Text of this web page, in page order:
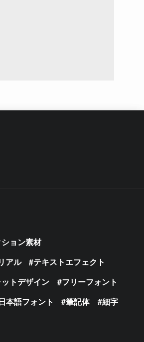
ョン素材
アル
テキストエフェクト
トデザイン
フリーフォント
本語フォント 筆記体
細字